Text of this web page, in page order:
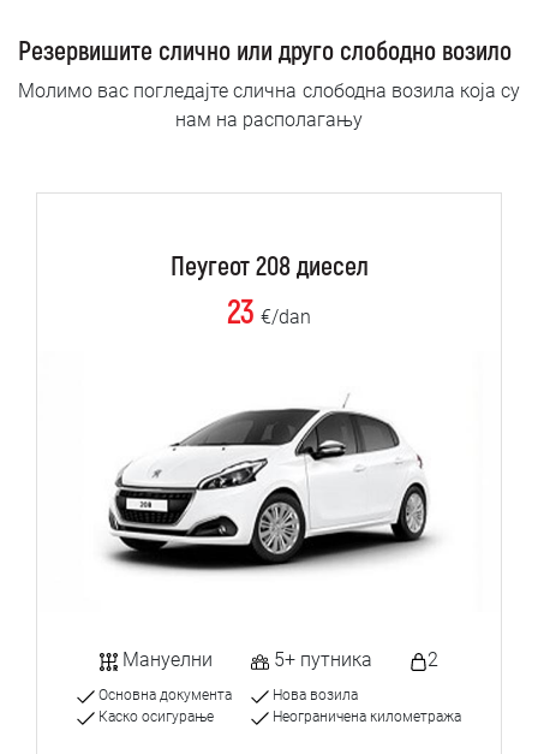
Резервишите слично или друго слободно возило
Молимо вас погледајте слична слободна возила која су
нам на располагању
Пеугеот 208 диесел
23 €/dan
Мануелни 5+ путника 2
Основна документа
Каско осигурање
Нова возила
Неограничена километража